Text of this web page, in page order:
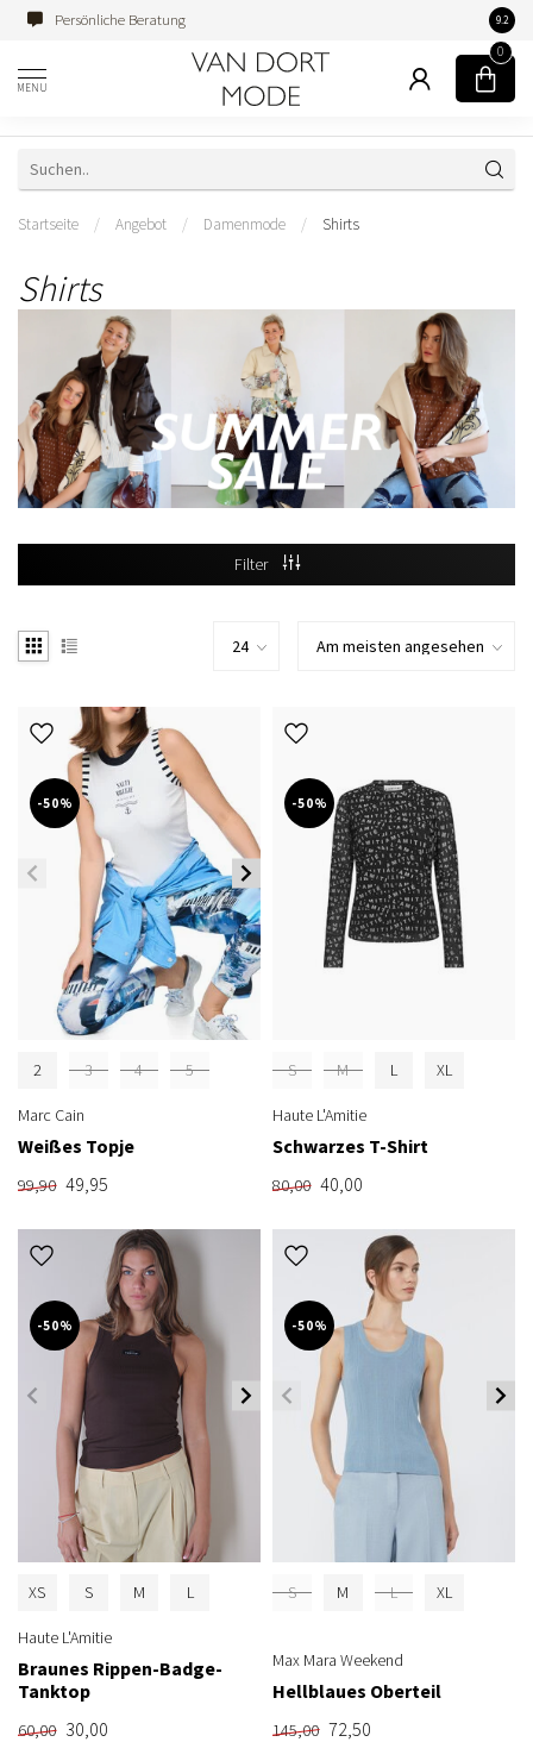
Persönliche Beratung 9.2
MENU
0
Startseite / Angebot / Damenmode / Shirts
Shirts
Filter
-50%
2 3 4 5
Marc Cain
Weißes Topje
99,90 49,95
-50%
S M L XL
Haute L'Amitie
Schwarzes T-Shirt
80,00 40,00
-50%
XS S M L
Haute L'Amitie
Braunes Rippen-Badge-
Tanktop
60,00 30,00
-50%
S M L XL
Max Mara Weekend
Hellblaues Oberteil
145,00 72,50